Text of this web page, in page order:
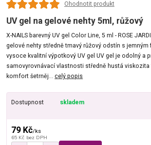
Ohodnotit produkt
UV gel na gelové nehty 5ml, růžový
X-NAILS barevný UV gel Color Line, 5 ml - ROSE
gelové nehty středně tmavý růžový odstín s
vysoce kvalitní výpotkový UV gel UV gel je odolný a
samovyrovnávací vlastnosti středně hustá viskozita
komfort šetrněj...celý popis
Dostupnost skladem
79 Kč/ks
65 Kč bez DPH